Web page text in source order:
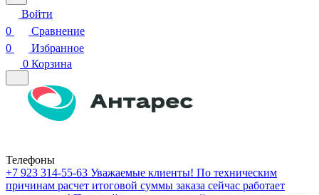
Войти
0
Сравнение
0
Избранное
0 Корзина
Телефоны
+7 923 314-55-63 Уважаемые клиенты! По техническим
причинам расчет итоговой суммы заказа сейчас работает